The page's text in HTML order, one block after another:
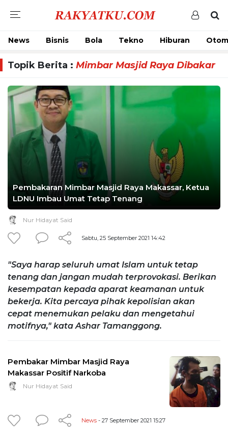
News Bisnis Bola Tekno Hiburan
Topik Berita : Mimbar Masjid Raya Dibakar
Pembakaran Mimbar Masjid Raya Makassar, Ketua
LDNU Imbau Umat Tetap Tenang
Nur Hidayat Said
Sabtu, 25 September 2021 14:42
"Saya harap seluruh umat Islam untuk tetap
tenang dan jangan mudah terprovokasi. Berikan
kesempatan kepada aparat keamanan untuk
bekerja. Kita percaya pihak kepolisian akan
cepat menemukan pelaku dan mengetahui
motifnya," kata Ashar Tamanggong.
Pembakar Mimbar Masjid Raya
Makassar Positif Narkoba
Nur Hidayat Said
News - 27 September 2021 15:27